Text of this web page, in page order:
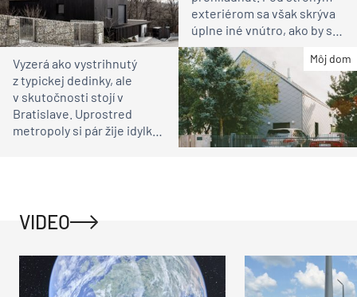
exteriérom sa však skrýva
úplne iné vnútro, ako by ste
čakali
Môj dom
Vyzerá ako vystrihnutý
z typickej dedinky, ale
v skutočnosti stojí v
Bratislave. Uprostred
metropoly si pár žije idylku
VIDEO